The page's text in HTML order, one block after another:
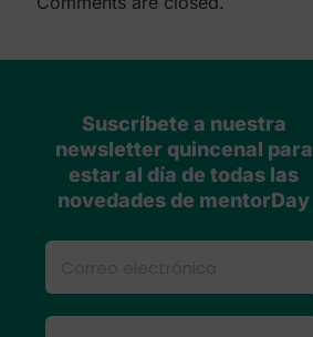
Suscríbete a nuestra
newsletter quincenal para
estar al día de todas las
novedades de mentorDay